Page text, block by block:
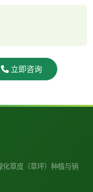
立即咨询
草皮（草坪）种植与销